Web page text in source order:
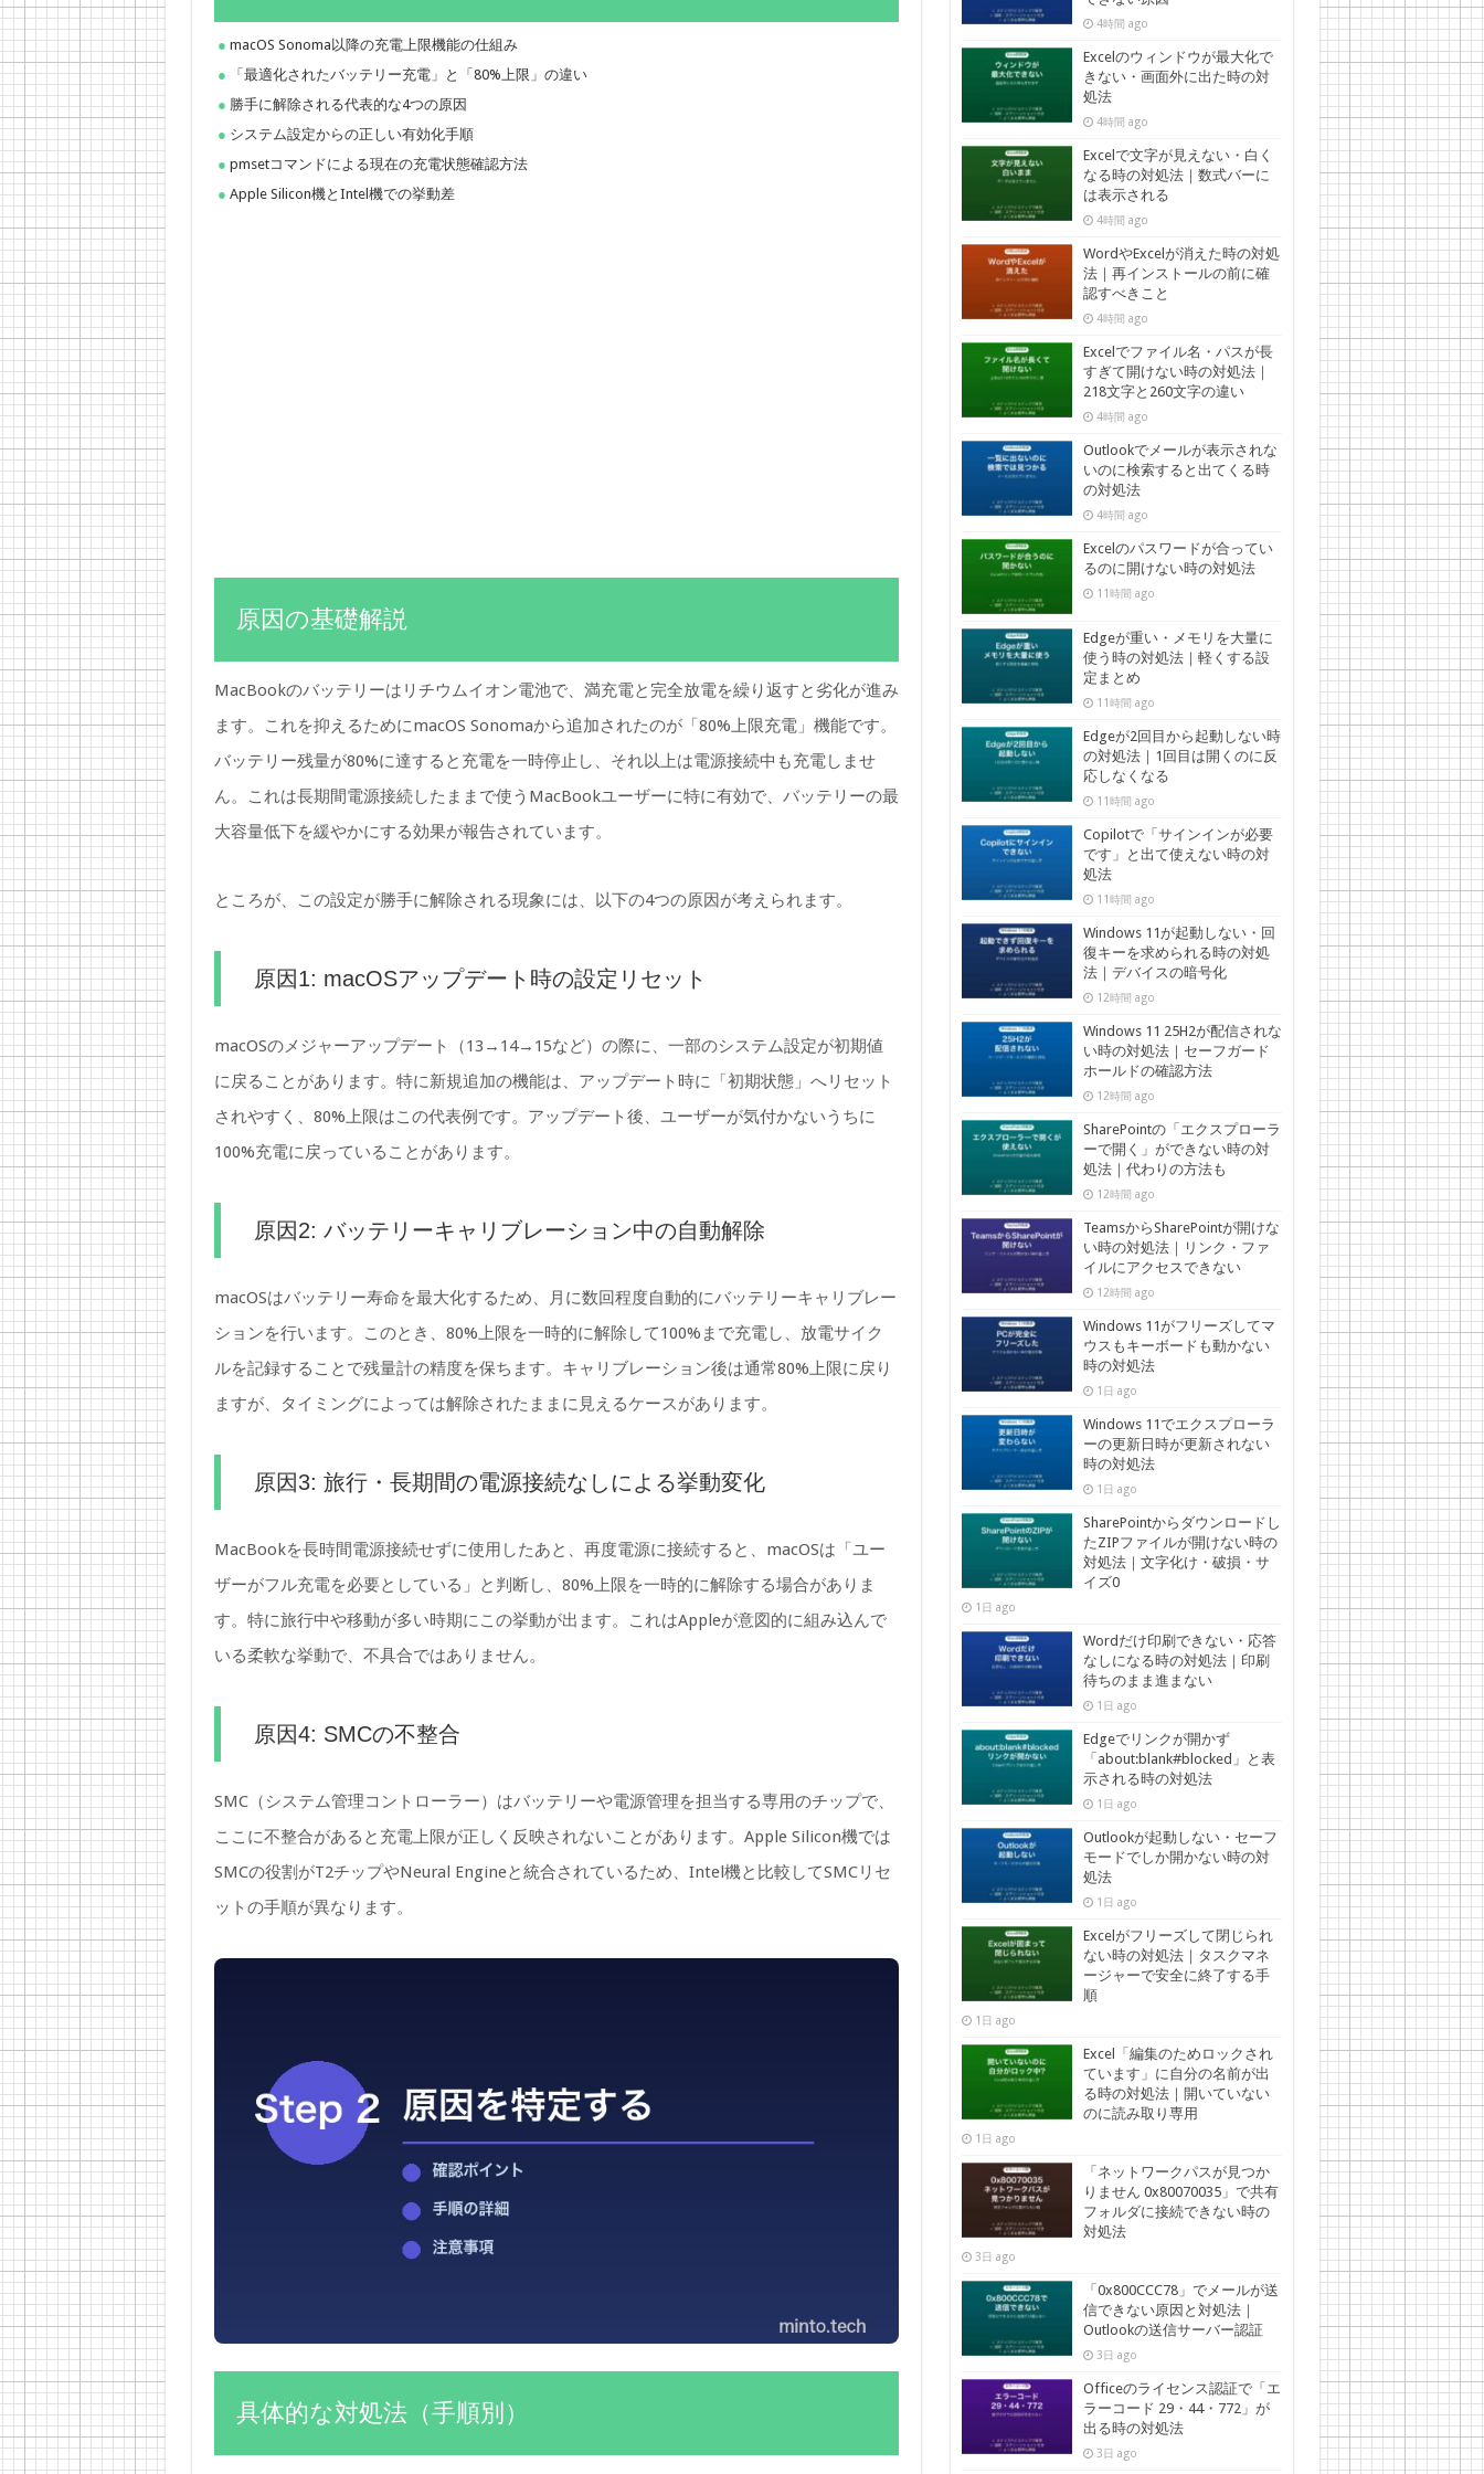
macOS Sonoma以降の充電上限機能の仕組み
「最適化されたバッテリー充電」と「80%上限」の違い
勝手に解除される代表的な4つの原因
システム設定からの正しい有効化手順
pmsetコマンドによる現在の充電状態確認方法
Apple Silicon機とIntel機での挙動差
原因の基礎解説
MacBookのバッテリーはリチウムイオン電池で、満充電と完全放電を繰り返すと劣化が進み
ます。これを抑えるためにmacOS Sonomaから追加されたのが「80%上限充電」機能です。
バッテリー残量が80%に達すると充電を一時停止し、それ以上は電源接続中も充電しませ
ん。これは長期間電源接続したままで使うMacBookユーザーに特に有効で、バッテリーの最
大容量低下を緩やかにする効果が報告されています。
ところが、この設定が勝手に解除される現象には、以下の4つの原因が考えられます。
原因1: macOSアップデート時の設定リセット
macOSのメジャーアップデート（13→14→15など）の際に、一部のシステム設定が初期値
に戻ることがあります。特に新規追加の機能は、アップデート時に「初期状態」へリセット
されやすく、80%上限はこの代表例です。アップデート後、ユーザーが気付かないうちに
100%充電に戻っていることがあります。
原因2: バッテリーキャリブレーション中の自動解除
macOSはバッテリー寿命を最大化するため、月に数回程度自動的にバッテリーキャリブレー
ションを行います。このとき、80%上限を一時的に解除して100%まで充電し、放電サイク
ルを記録することで残量計の精度を保ちます。キャリブレーション後は通常80%上限に戻り
ますが、タイミングによっては解除されたままに見えるケースがあります。
原因3: 旅行・長期間の電源接続なしによる挙動変化
MacBookを長時間電源接続せずに使用したあと、再度電源に接続すると、macOSは「ユー
ザーがフル充電を必要としている」と判断し、80%上限を一時的に解除する場合がありま
す。特に旅行中や移動が多い時期にこの挙動が出ます。これはAppleが意図的に組み込んで
いる柔軟な挙動で、不具合ではありません。
原因4: SMCの不整合
SMC（システム管理コントローラー）はバッテリーや電源管理を担当する専用のチップで、
ここに不整合があると充電上限が正しく反映されないことがあります。Apple Silicon機では
SMCの役割がT2チップやNeural Engineと統合されているため、Intel機と比較してSMCリセ
ットの手順が異なります。
具体的な対処法（手順別）
4時間 ago
Excelのウィンドウが最大化で
きない・画面外に出た時の対
処法
4時間 ago
Excelで文字が見えない・白く
なる時の対処法｜数式バーに
は表示される
4時間 ago
WordやExcelが消えた時の対処
法｜再インストールの前に確
認すべきこと
4時間 ago
Excelでファイル名・パスが長
すぎて開けない時の対処法｜
218文字と260文字の違い
4時間 ago
Outlookでメールが表示されな
いのに検索すると出てくる時
の対処法
4時間 ago
Excelのパスワードが合ってい
るのに開けない時の対処法
11時間 ago
Edgeが重い・メモリを大量に
使う時の対処法｜軽くする設
定まとめ
11時間 ago
Edgeが2回目から起動しない時
の対処法｜1回目は開くのに反
応しなくなる
11時間 ago
Copilotで「サインインが必要
です」と出て使えない時の対
処法
11時間 ago
Windows 11が起動しない・回
復キーを求められる時の対処
法｜デバイスの暗号化
12時間 ago
Windows 11 25H2が配信されな
い時の対処法｜セーフガード
ホールドの確認方法
12時間 ago
SharePointの「エクスプローラ
ーで開く」ができない時の対
処法｜代わりの方法も
12時間 ago
TeamsからSharePointが開けな
い時の対処法｜リンク・ファ
イルにアクセスできない
12時間 ago
Windows 11がフリーズしてマ
ウスもキーボードも動かない
時の対処法
1日 ago
Windows 11でエクスプローラ
ーの更新日時が更新されない
時の対処法
1日 ago
SharePointからダウンロードし
たZIPファイルが開けない時の
対処法｜文字化け・破損・サ
イズ0
1日 ago
Wordだけ印刷できない・応答
なしになる時の対処法｜印刷
待ちのまま進まない
1日 ago
Edgeでリンクが開かず
「about:blank#blocked」と表
示される時の対処法
1日 ago
Outlookが起動しない・セーフ
モードでしか開かない時の対
処法
1日 ago
Excelがフリーズして閉じられ
ない時の対処法｜タスクマネ
ージャーで安全に終了する手
順
1日 ago
Excel「編集のためロックされ
ています」に自分の名前が出
る時の対処法｜開いていない
のに読み取り専用
1日 ago
「ネットワークパスが見つか
りません 0x80070035」で共有
フォルダに接続できない時の
対処法
3日 ago
「0x800CCC78」でメールが送
信できない原因と対処法｜
Outlookの送信サーバー認証
3日 ago
Officeのライセンス認証で「エ
ラーコード 29・44・772」が
出る時の対処法
3日 ago